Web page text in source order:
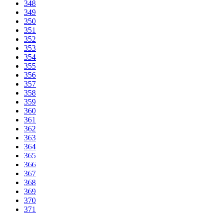
348
349
350
351
352
353
354
355
356
357
358
359
360
361
362
363
364
365
366
367
368
369
370
371